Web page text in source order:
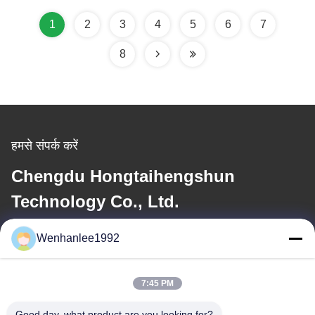
1 2 3 4 5 6 7
8
हमसे संपर्क करें
Chengdu Hongtaihengshun
Technology Co., Ltd.
ईमेल Wenhanlee1992
7:45 PM